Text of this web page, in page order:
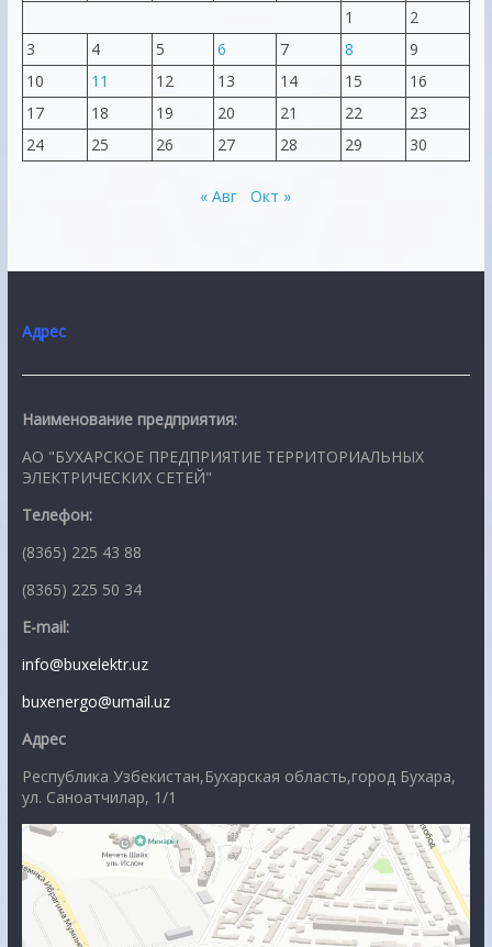
1
2
3
4 5 6 7 8
9
10
11 12 13 14 15
16
17
18 19 20 21 22
23
24
25 26 27 28 29 30
« Авг Окт »
Адрес
Наименование предприятия:
АО "БУХАРСКОЕ ПРЕДПРИЯТИЕ ТЕРРИТОРИАЛЬНЫХ
ЭЛЕКТРИЧЕСКИХ СЕТЕЙ"
Телефон:
(8365) 225 43 88
(8365) 225 50 34
E-mail:
info@buxelektr.uz
buxenergo@umail.uz
Адрес
Республика Узбекистан,Бухарская область,город Бухара,
ул. Саноатчилар, 1/1